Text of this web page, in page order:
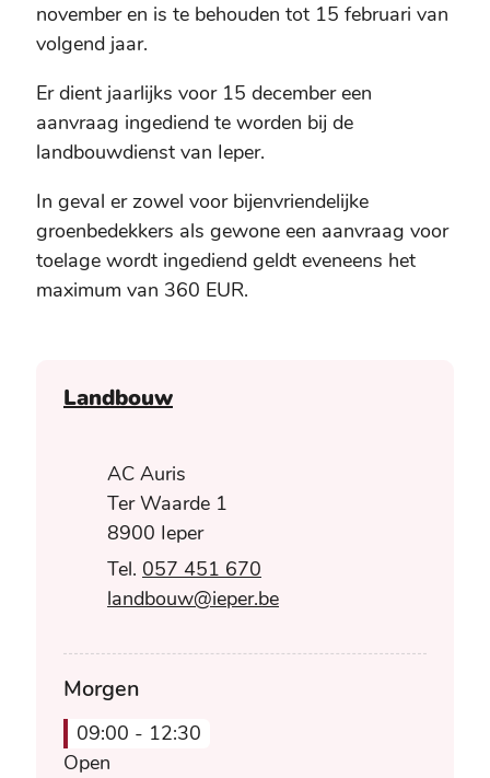
november en is te behouden tot 15 februari van
volgend jaar.
Er dient jaarlijks voor 15 december een
aanvraag ingediend te worden bij de
landbouwdienst van Ieper.
In geval er zowel voor bijenvriendelijke
groenbedekkers als gewone een aanvraag voor
toelage wordt ingediend geldt eveneens het
maximum van 360 EUR.
Landbouw
AdresAC Auris
Ter Waarde 1
,8900 Ieper
057 451 670
E-maillandbouw@ieper.be
Morgen
09:00 - 12:30
Open